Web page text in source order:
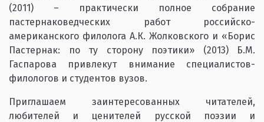
(2011) – практически полное собрание
пастернаковедческих работ российско-
американского филолога А.К. Жолковского и «Борис
Пастернак: по ту сторону поэтики» (2013) Б.М.
Гаспарова привлекут внимание специалистов-
филологов и студентов вузов.
Приглашаем заинтересованных читателей,
любителей и ценителей русской поэзии и